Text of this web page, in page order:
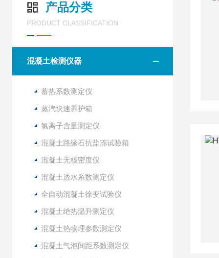
产品分类
PRODUCT CLASSIFICATION
混凝土检测仪器
蓄热系数测定仪
蒸汽快速养护箱
氯离子含量测定仪
混凝土路缘石抗盐冻试验箱
混凝土无核密度仪
混凝土透水系数测定仪
全自动混凝土徐变试验仪
混凝土绝热温升测定仪
混凝土热物理参数测定仪
混凝土气泡间距系数测定仪